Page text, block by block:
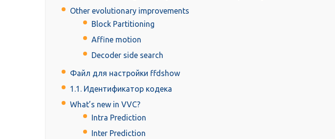
Other evolutionary improvements
Block Partitioning
Affine motion
Decoder side search
Файл для настройки ffdshow
1.1. Идентификатор кодека
What’s new in VVC?
Intra Prediction
Inter Prediction